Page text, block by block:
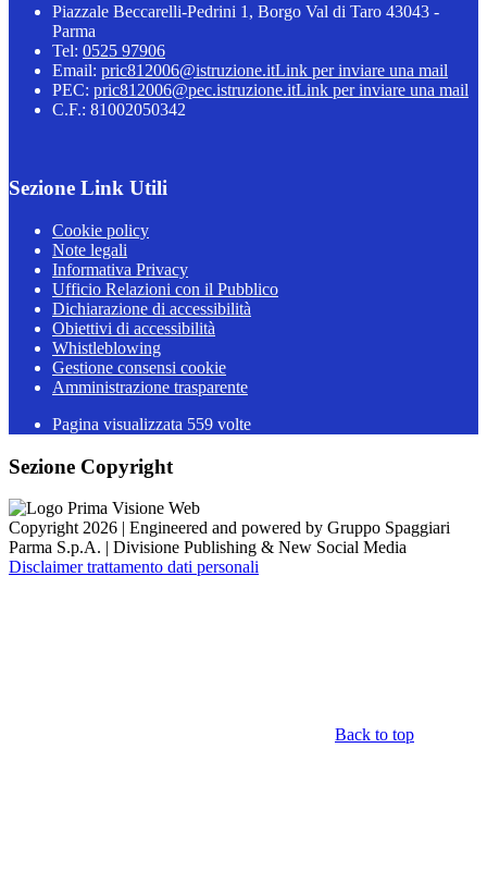
Piazzale Beccarelli-Pedrini 1, Borgo Val di Taro 43043 -
Parma
Tel: 0525 97906
Email: pric812006@istruzione.itLink per inviare una mail
PEC: pric812006@pec.istruzione.itLink per inviare una mail
C.F.: 81002050342
Sezione Link Utili
Cookie policy
Note legali
Informativa Privacy
Ufficio Relazioni con il Pubblico
Dichiarazione di accessibilità
Obiettivi di accessibilità
Whistleblowing
Gestione consensi cookie
Amministrazione trasparente
Pagina visualizzata 559 volte
Sezione Copyright
Copyright 2026 | Engineered and powered by Gruppo Spaggiari
Parma S.p.A. | Divisione Publishing & New Social Media
Disclaimer trattamento dati personali
Back to top